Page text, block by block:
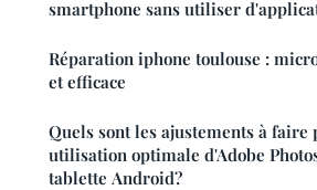
smartphone sans utiliser
Réparation iphone toulouse :
et efficace
Quels sont les ajustements à faire
utilisation optimale d'Adobe
tablette Android?